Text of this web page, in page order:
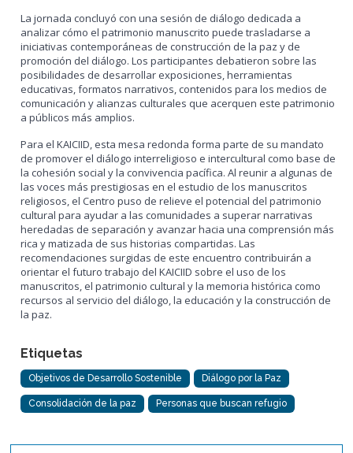
La jornada concluyó con una sesión de diálogo dedicada a
analizar cómo el patrimonio manuscrito puede trasladarse a
iniciativas contemporáneas de construcción de la paz y de
promoción del diálogo. Los participantes debatieron sobre las
posibilidades de desarrollar exposiciones, herramientas
educativas, formatos narrativos, contenidos para los medios de
comunicación y alianzas culturales que acerquen este patrimonio
a públicos más amplios.
Para el KAICIID, esta mesa redonda forma parte de su mandato
de promover el diálogo interreligioso e intercultural como base de
la cohesión social y la convivencia pacífica. Al reunir a algunas de
las voces más prestigiosas en el estudio de los manuscritos
religiosos, el Centro puso de relieve el potencial del patrimonio
cultural para ayudar a las comunidades a superar narrativas
heredadas de separación y avanzar hacia una comprensión más
rica y matizada de sus historias compartidas. Las
recomendaciones surgidas de este encuentro contribuirán a
orientar el futuro trabajo del KAICIID sobre el uso de los
manuscritos, el patrimonio cultural y la memoria histórica como
recursos al servicio del diálogo, la educación y la construcción de
la paz.
Etiquetas
Objetivos de Desarrollo Sostenible Diálogo por la Paz
Consolidación de la paz Personas que buscan refugio